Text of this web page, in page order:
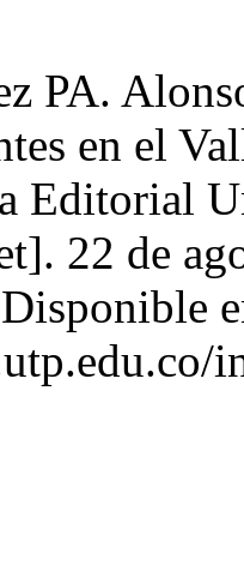
PA.
en el
Editorial
22 de